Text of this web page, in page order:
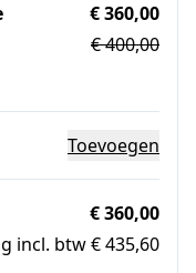
€ 360,00
€ 400,00
Toevoegen
€ 360,00
incl. btw € 435,60